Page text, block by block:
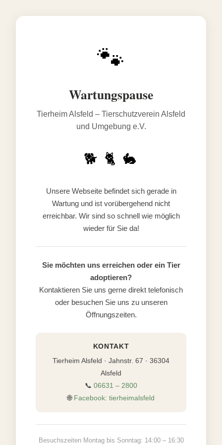
🐾
Wartungspause
Tierheim Alsfeld – Tierschutzverein Alsfeld
und Umgebung e.V.
🐕 🐈 🐇
Unsere Webseite befindet sich gerade in
Wartung und ist vorübergehend nicht
erreichbar. Wir sind so schnell wie möglich
wieder für Sie da!
Sie möchten uns erreichen oder ein Tier
adoptieren?
Kontaktieren Sie uns gerne direkt telefonisch
oder besuchen Sie uns zu unseren
Öffnungszeiten.
KONTAKT
Tierheim Alsfeld · Jahnstr. 67 · 36304
Alsfeld
📞 06631 – 2800
🌐 Facebook: tierheimalsfeld
Besuchszeiten Montag bis Sonntag: 14:00 – 16:30